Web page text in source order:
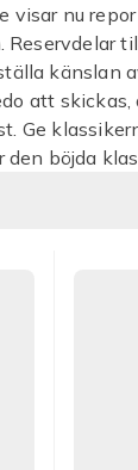
visar nu
känslan
att
Ge
den böjda